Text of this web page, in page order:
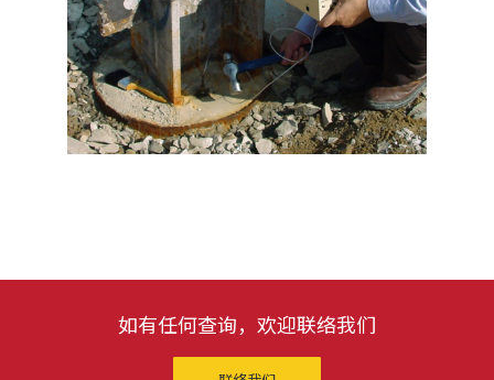
如有任何查询，欢迎联络我们